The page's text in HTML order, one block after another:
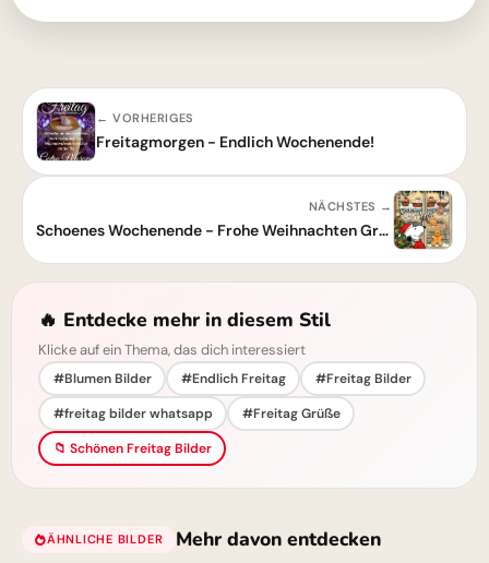
← VORHERIGES
Freitagmorgen - Endlich Wochenende!
NÄCHSTES →
Schoenes Wochenende - Frohe Weihnachten Gruß
🔥 Entdecke mehr in diesem Stil
Klicke auf ein Thema, das dich interessiert
#Blumen Bilder #Endlich Freitag
#Freitag Bilder
#freitag bilder whatsapp
#Freitag Grüße
📁 Schönen Freitag Bilder
ÄHNLICHE BILDER Mehr davon entdecken